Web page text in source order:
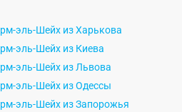
эль-Шейх из Харькова
эль-Шейх из Киева
эль-Шейх из Львова
эль-Шейх из Одессы
эль-Шейх из Запорожья